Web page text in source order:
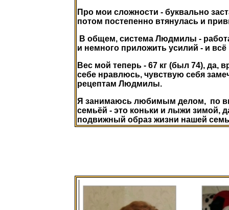
Про мои сложности - буквально
потом постепенно втянулась и
В общем, система Людмилы -
и немного приложить усилий - и всё
Вес мой теперь - 67 кг (был 74), да,
себе нравлюсь, чувствую себя
рецептам Людмилы.
Я занимаюсь любимым делом, по
семьёй - это коньки и лыжи зимой,
подвижный образ жизни нашей